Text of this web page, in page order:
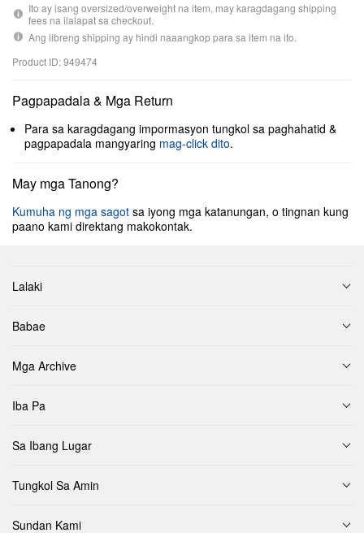
Ito ay isang oversized/overweight na item, may karagdagang shipping
fees na ilalapat sa checkout.
Ang libreng shipping ay hindi naaangkop para sa item na ito.
Product ID: 949474
Pagpapadala & Mga Return
Para sa karagdagang impormasyon tungkol sa paghahatid &
pagpapadala mangyaring mag-click dito.
May mga Tanong?
Kumuha ng mga sagot sa iyong mga katanungan, o tingnan kung
paano kami direktang makokontak.
Lalaki
Babae
Mga Archive
Iba Pa
Sa Ibang Lugar
Tungkol Sa Amin
Sundan Kami